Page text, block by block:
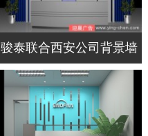
骏泰联合西安公司背景墙